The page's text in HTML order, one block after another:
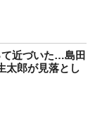
近づいた…島田
太郎が見落とし